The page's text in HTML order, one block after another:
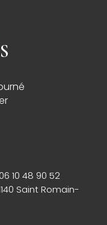
10 48 90 52
Saint Romain-